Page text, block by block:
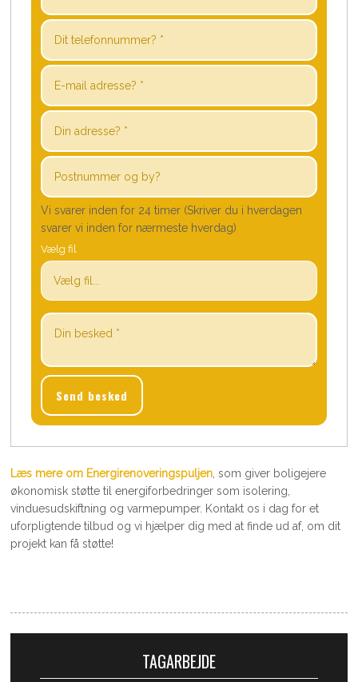
Vi svarer inden for 24 timer (Skriver du i hverdagen
svarer vi inden for nærmeste hverdag)
Vælg fil
Læs mere om ​Energirenoveringspuljen, som giver boligejere
økonomisk støtte til energiforbedringer som isolering,
vinduesudskiftning og varmepumper. Kontakt os i dag for et
uforpligtende tilbud og vi hjælper dig med at finde ud af, om dit
projekt kan få støtte!
TAGARBEJDE